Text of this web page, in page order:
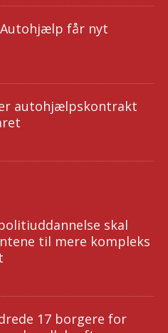
Autohjælp får nyt
autohjælpskontrakt
skal
til mere kompleks
17 borgere for